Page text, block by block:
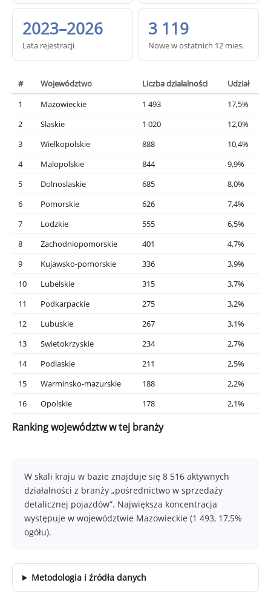
2023–2026
Lata rejestracji
3 119
Nowe w ostatnich 12 mies.
Ranking województw w tej branży
# Województwo Liczba działalności
Udział
1
Mazowieckie 1 493
17,5%
2
Slaskie 1 020
12,0%
3
Wielkopolskie 888
10,4%
4
Malopolskie 844
9,9%
5
Dolnoslaskie 685
8,0%
6
Pomorskie 626
7,4%
7
Lodzkie 555
6,5%
8
Zachodniopomorskie 401
4,7%
9
Kujawsko-pomorskie 336
3,9%
10
Lubelskie 315
3,7%
11
Podkarpackie 275
3,2%
12
Lubuskie 267
3,1%
13
Swietokrzyskie 234
2,7%
14
Podlaskie 211
2,5%
15
Warminsko-mazurskie 188
2,2%
16
Opolskie 178 2,1%
W skali kraju w bazie znajduje się 8 516 aktywnych
działalności z branży „pośrednictwo w sprzedaży
detalicznej pojazdów”. Największa koncentracja
występuje w województwie Mazowieckie (1 493, 17,5%
ogółu).
Metodologia i źródła danych